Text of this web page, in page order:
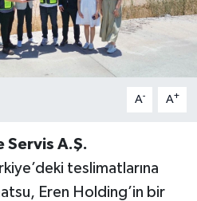
A- A+
Servis A.Ş.
teslimatlarına
Eren Holding’in bir